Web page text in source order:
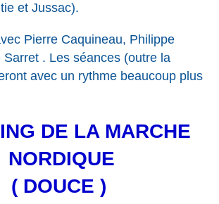
et Jussac).
Pierre Caquineau, Philippe
Sarret . Les séances (outre la
avec un rythme beaucoup plus
DE LA MARCHE
NORDIQUE
( DOUCE )